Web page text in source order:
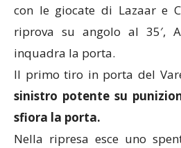
con le giocate di Lazaar e
riprova su angolo al 35′,
inquadra la porta.
Il primo tiro in porta del
sinistro potente su
sfiora la porta.
Nella ripresa esce uno